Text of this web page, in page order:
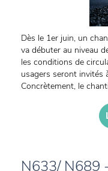
Dès le 1er juin, un
va débuter au niveau
les conditions de
usagers seront invités
Concrètement, le
N633/ N689